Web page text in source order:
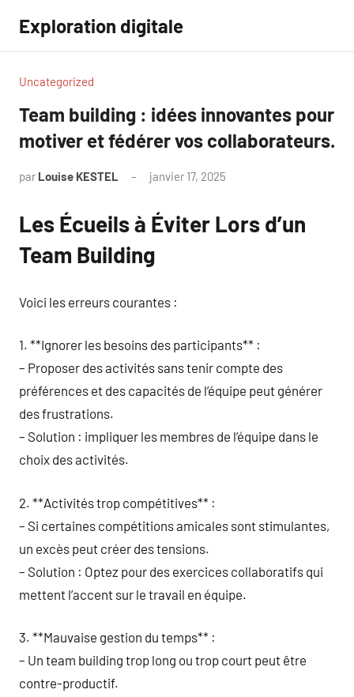
contenu
Exploration digitale
Uncategorized
Team building : idées innovantes pour
motiver et fédérer vos collaborateurs.
par Louise KESTEL janvier 17, 2025
Les Écueils à Éviter Lors d’un
Team Building
Voici les erreurs courantes :
1. **Ignorer les besoins des participants** :
– Proposer des activités sans tenir compte des
préférences et des capacités de l’équipe peut générer
des frustrations.
– Solution : impliquer les membres de l’équipe dans le
choix des activités.
2. **Activités trop compétitives** :
– Si certaines compétitions amicales sont stimulantes,
un excès peut créer des tensions.
– Solution : Optez pour des exercices collaboratifs qui
mettent l’accent sur le travail en équipe.
3. **Mauvaise gestion du temps** :
– Un team building trop long ou trop court peut être
contre-productif.